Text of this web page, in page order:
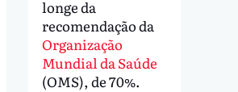
longe da
recomendação da
Organização
Mundial da Saúde
(OMS), de 70%.